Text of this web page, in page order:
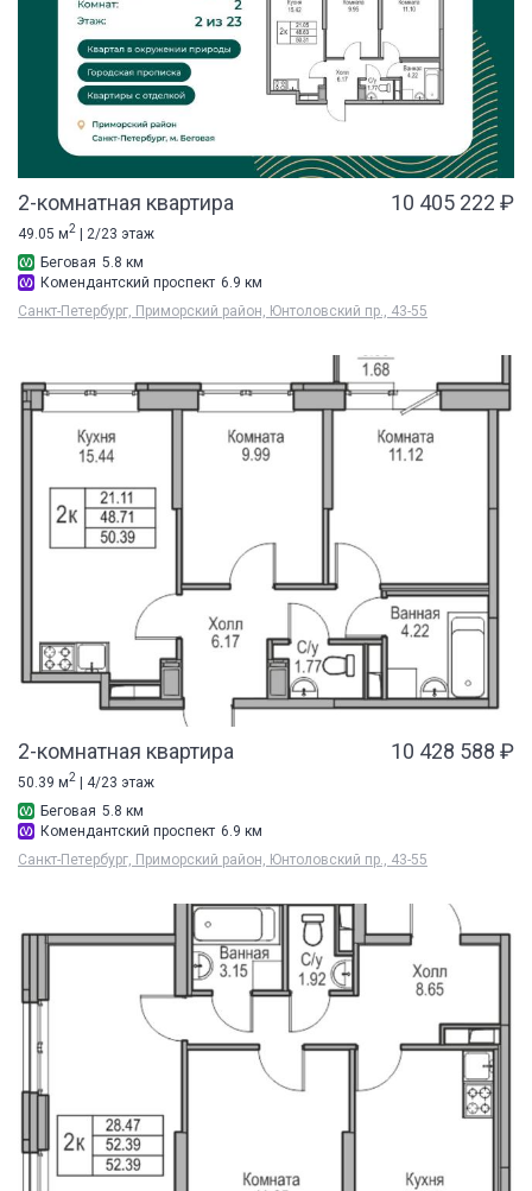
2-комнатная квартира 10 405 222 ₽
49.05 м2 | 2/23 этаж
Беговая 5.8 км
Комендантский проспект 6.9 км
Санкт-Петербург, Приморский район, Юнтоловский пр., 43-55
2-комнатная квартира 10 428 588 ₽
50.39 м2
| 4/23 этаж
Беговая 5.8 км
Комендантский проспект 6.9 км
Санкт-Петербург, Приморский район, Юнтоловский пр., 43-55